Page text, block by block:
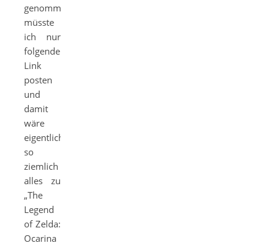
genommen
müsste
ich nur
folgenden
Link
posten
und
damit
wäre
eigentlich
so
ziemlich
alles zu
„The
Legend
of Zelda:
Ocarina